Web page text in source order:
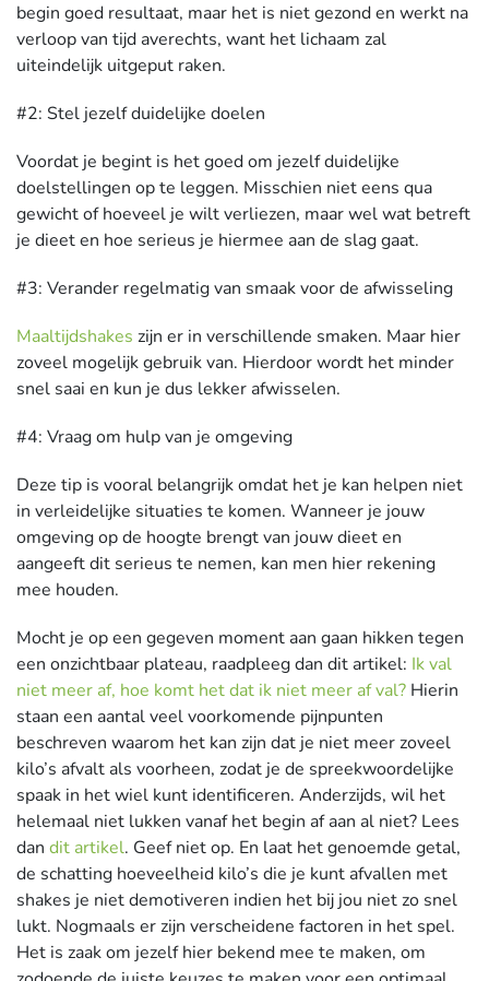
begin goed resultaat, maar het is niet gezond en werkt na
verloop van tijd averechts, want het lichaam zal
uiteindelijk uitgeput raken.
#2: Stel jezelf duidelijke doelen
Voordat je begint is het goed om jezelf duidelijke
doelstellingen op te leggen. Misschien niet eens qua
gewicht of hoeveel je wilt verliezen, maar wel wat betreft
je dieet en hoe serieus je hiermee aan de slag gaat.
#3: Verander regelmatig van smaak voor de afwisseling
Maaltijdshakes zijn er in verschillende smaken. Maar hier
zoveel mogelijk gebruik van. Hierdoor wordt het minder
snel saai en kun je dus lekker afwisselen.
#4: Vraag om hulp van je omgeving
Deze tip is vooral belangrijk omdat het je kan helpen niet
in verleidelijke situaties te komen. Wanneer je jouw
omgeving op de hoogte brengt van jouw dieet en
aangeeft dit serieus te nemen, kan men hier rekening
mee houden.
Mocht je op een gegeven moment aan gaan hikken tegen
een onzichtbaar plateau, raadpleeg dan dit artikel: Ik val
niet meer af, hoe komt het dat ik niet meer af val? Hierin
staan een aantal veel voorkomende pijnpunten
beschreven waarom het kan zijn dat je niet meer zoveel
kilo’s afvalt als voorheen, zodat je de spreekwoordelijke
spaak in het wiel kunt identificeren. Anderzijds, wil het
helemaal niet lukken vanaf het begin af aan al niet? Lees
dan dit artikel. Geef niet op. En laat het genoemde getal,
de schatting hoeveelheid kilo’s die je kunt afvallen met
shakes je niet demotiveren indien het bij jou niet zo snel
lukt. Nogmaals er zijn verscheidene factoren in het spel.
Het is zaak om jezelf hier bekend mee te maken, om